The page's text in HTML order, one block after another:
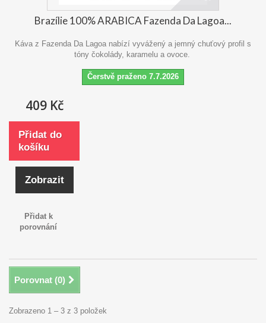
Brazílie 100% ARABICA Fazenda Da Lagoa...
Káva z Fazenda Da Lagoa nabízí vyvážený a jemný chuťový profil s
tóny čokolády, karamelu a ovoce.
Čerstvě praženo 7.7.2026
409 Kč
Přidat do
košíku
Zobrazit
Přidat k
porovnání
Porovnat (0)
Zobrazeno 1 – 3 z 3 položek